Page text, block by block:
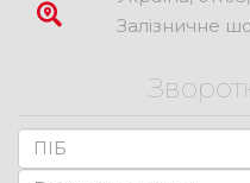
Залізничне